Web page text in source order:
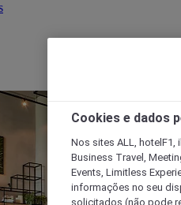
Cookies e dados
Nos sites ALL, hotelF1,
Business Travel,
Events, Limitless
informações no seu
solicitados (não pode